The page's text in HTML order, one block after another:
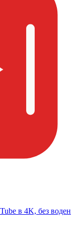
в 4K, без воден